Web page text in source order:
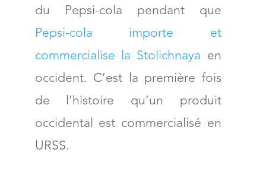
du Pepsi-cola pendant que
Pepsi-cola importe et
commercialise la Stolichnaya en
occident. C’est la première fois
de l’histoire qu’un produit
occidental est commercialisé en
URSS.